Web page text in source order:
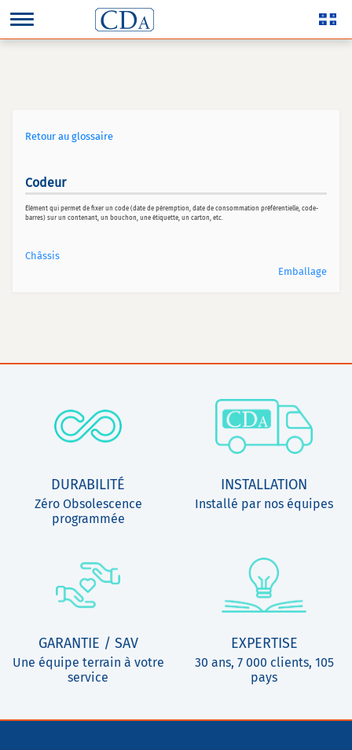
Retour au glossaire
Codeur
Élément qui permet de fixer un code (date de péremption, date de consommation préférentielle, code-
barres) sur un contenant, un bouchon, une étiquette, un carton, etc.
Châssis
Emballage
DURABILITÉ
Zéro Obsolescence
programmée
INSTALLATION
Installé par nos équipes
GARANTIE / SAV
Une équipe terrain à votre
service
EXPERTISE
30 ans, 7 000 clients, 105
pays